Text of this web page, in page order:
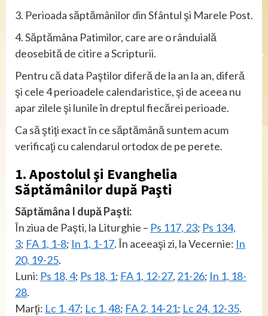
3. Perioada săptămânilor din Sfântul şi Marele Post.
4. Săptămâna Patimilor, care are o rânduială
deosebită de citire a Scripturii.
Pentru că data Paştilor diferă de la an la an, diferă
şi cele 4 perioadele calendaristice, şi de aceea nu
apar zilele şi lunile în dreptul fiecărei perioade.
Ca să ştiţi exact în ce săptămână suntem acum
verificaţi cu calendarul ortodox de pe perete.
1. Apostolul şi Evanghelia
Săptămânilor după Paşti
Săptămâna I după Paşti:
În ziua de Paşti, la Liturghie – Ps 117, 23; Ps 134,
3; FA 1, 1-8; In 1, 1-17. În aceeaşi zi, la Vecernie: In
20, 19-25.
Luni: Ps 18, 4; Ps 18, 1; FA 1, 12-27, 21-26; In 1, 18-
28.
Marţi: Lc 1, 47; Lc 1, 48; FA 2, 14-21; Lc 24, 12-35.